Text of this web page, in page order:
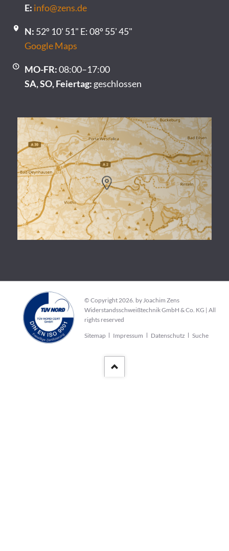
E: info@zens.de
N: 52º 10' 51" E: 08º 55' 45"
Google Maps
MO-FR:08:00–17:00
SA, SO, Feiertag: geschlossen
© Copyright 2026. by Joachim Zens
Widerstandsschweißtechnik GmbH & Co. KG | All
rights reserved
Navigation
Sitemap Impressum Datenschutz Suche